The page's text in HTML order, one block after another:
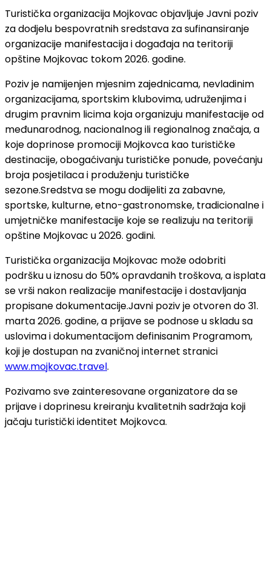
Turistička organizacija Mojkovac objavljuje Javni poziv
za dodjelu bespovratnih sredstava za sufinansiranje
organizacije manifestacija i događaja na teritoriji
opštine Mojkovac tokom 2026. godine.
Poziv je namijenjen mjesnim zajednicama, nevladinim
organizacijama, sportskim klubovima, udruženjima i
drugim pravnim licima koja organizuju manifestacije od
međunarodnog, nacionalnog ili regionalnog značaja, a
koje doprinose promociji Mojkovca kao turističke
destinacije, obogaćivanju turističke ponude, povećanju
broja posjetilaca i produženju turističke
sezone.Sredstva se mogu dodijeliti za zabavne,
sportske, kulturne, etno-gastronomske, tradicionalne i
umjetničke manifestacije koje se realizuju na teritoriji
opštine Mojkovac u 2026. godini.
Turistička organizacija Mojkovac može odobriti
podršku u iznosu do 50% opravdanih troškova, a isplata
se vrši nakon realizacije manifestacije i dostavljanja
propisane dokumentacije.Javni poziv je otvoren do 31.
marta 2026. godine, a prijave se podnose u skladu sa
uslovima i dokumentacijom definisanim Programom,
koji je dostupan na zvaničnoj internet stranici
www.mojkovac.travel.
Pozivamo sve zainteresovane organizatore da se
prijave i doprinesu kreiranju kvalitetnih sadržaja koji
jačaju turistički identitet Mojkovca.